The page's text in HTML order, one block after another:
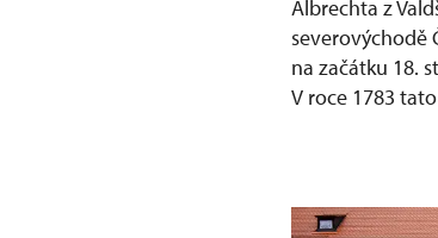
Albrechta z
severovýchodě
na začátku 18.
V roce 1783